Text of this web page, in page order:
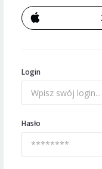
Login
Hasło